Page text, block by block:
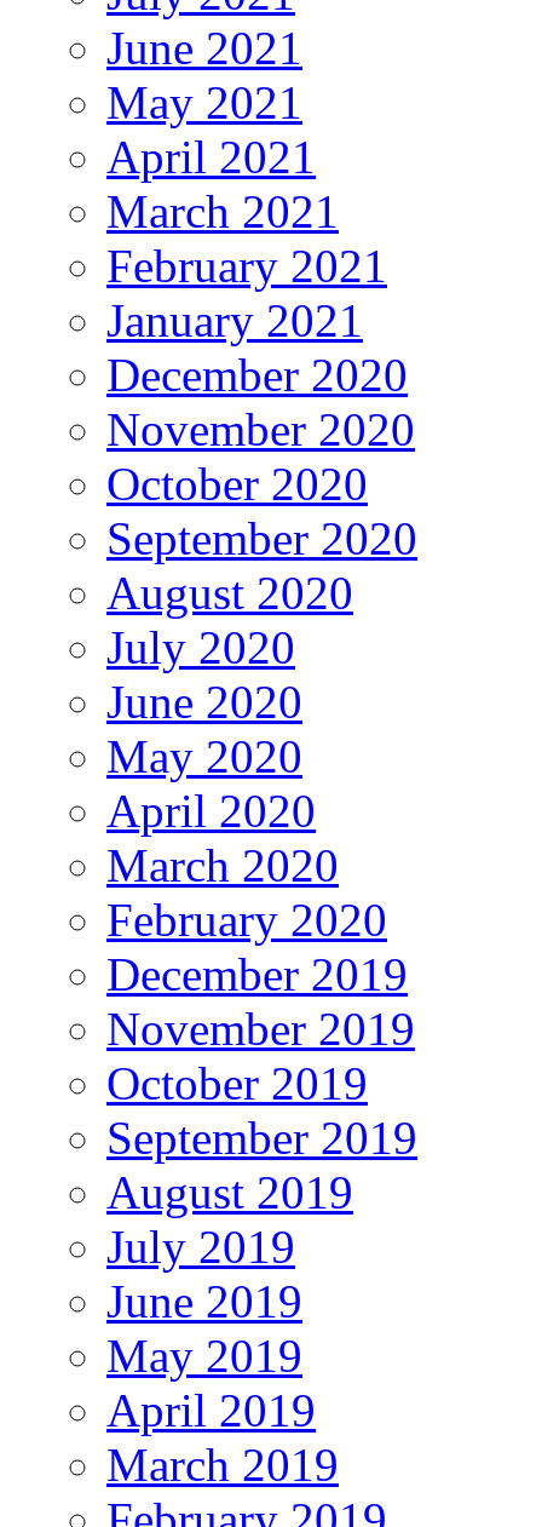
June 2021
May 2021
April 2021
March 2021
February 2021
January 2021
December 2020
November 2020
October 2020
September 2020
August 2020
July 2020
June 2020
May 2020
April 2020
March 2020
February 2020
December 2019
November 2019
October 2019
September 2019
August 2019
July 2019
June 2019
May 2019
April 2019
March 2019